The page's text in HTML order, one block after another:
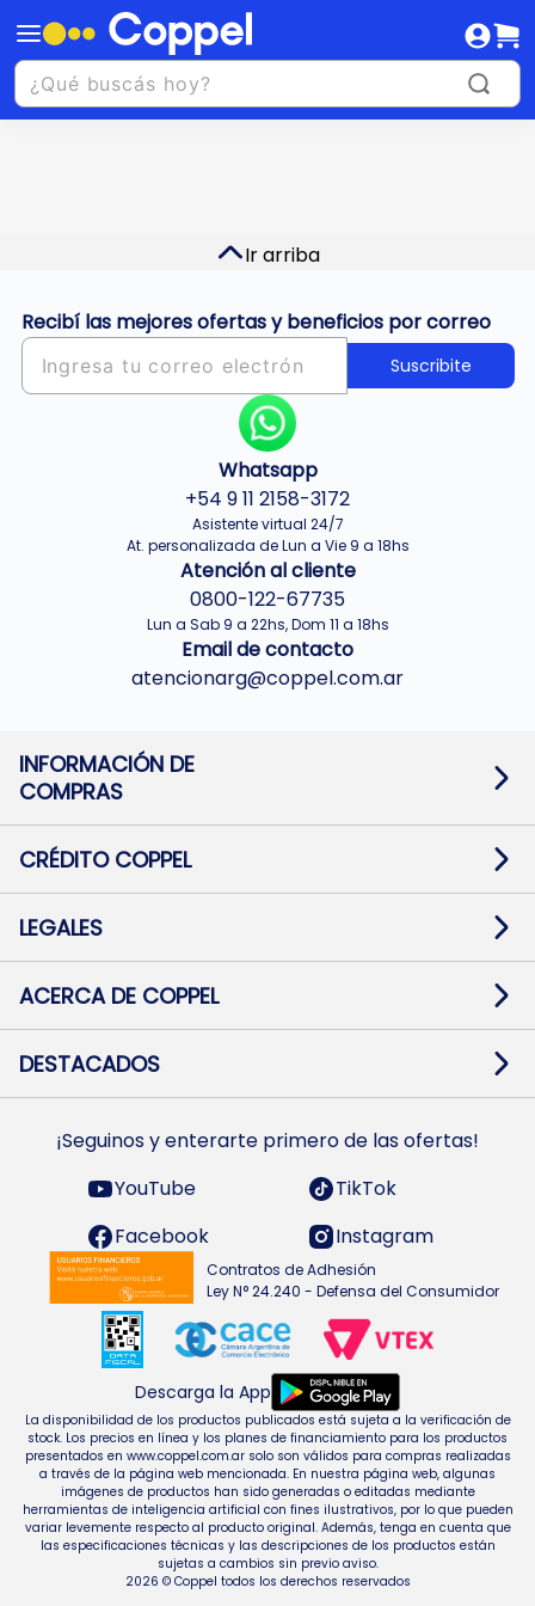
Ir arriba
Recibí las mejores ofertas y beneficios por correo
Suscribite
Whatsapp
+54 9 11 2158-3172
Asistente virtual 24/7
At. personalizada de Lun a Vie 9 a 18hs
Atención al cliente
0800-122-67735
Lun a Sab 9 a 22hs, Dom 11 a 18hs
Email de contacto
atencionarg@coppel.com.ar
INFORMACIÓN DE
COMPRAS
Términos y condiciones
Botón de arrepentimiento
Mapa de sitio
CRÉDITO COPPEL
Solicitar Crédito
Medios de Pago
Pago Fácil Online
LEGALES
Baja contratos
Defensa al consumidor CABA
ACERCA DE COPPEL
Trabajá con Nosotros
Preguntas Frecuentes
DESTACADOS
Smarts TVs y accesorios
Electrodomésticos
Heladeras y freezers
¡Seguinos y enterarte primero de las ofertas!
YouTube
TikTok
Facebook
Instagram
Contratos de Adhesión
Ley N° 24.240 - Defensa del Consumidor
Descarga la App
La disponibilidad de los productos publicados está sujeta a la verificación de
stock. Los precios en línea y los planes de financiamiento para los productos
presentados en www.coppel.com.ar solo son válidos para compras realizadas
a través de la página web mencionada. En nuestra página web, algunas
imágenes de productos han sido generadas o editadas mediante
herramientas de inteligencia artificial con fines ilustrativos, por lo que pueden
variar levemente respecto al producto original. Además, tenga en cuenta que
las especificaciones técnicas y las descripciones de los productos están
sujetas a cambios sin previo aviso.
2026 © Coppel todos los derechos reservados